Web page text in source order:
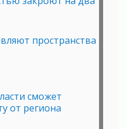
пространства
сможет
от региона